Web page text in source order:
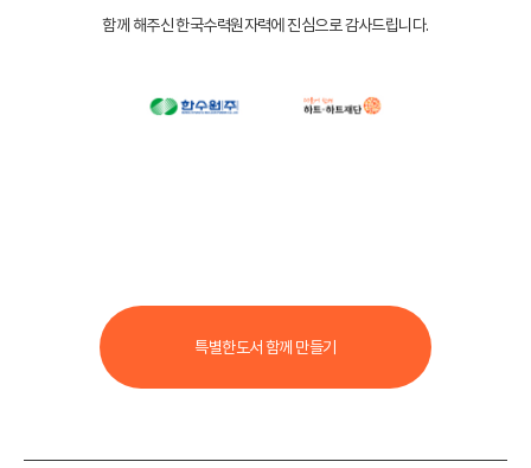
함께 해주신 한국수력원자력에 진심으로 감사드립니다.
특별한도서 함께 만들기